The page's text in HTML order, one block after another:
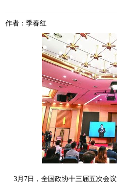
作者：季春红
3月7日，全国政协十三届五次会